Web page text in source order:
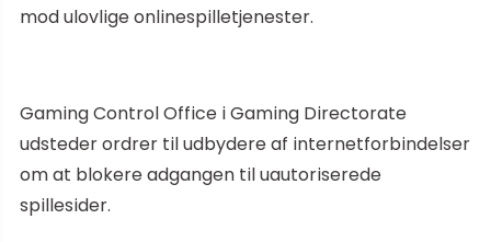
mod ulovlige onlinespilletjenester.
Gaming Control Office i Gaming Directorate
udsteder ordrer til udbydere af internetforbindelser
om at blokere adgangen til uautoriserede
spillesider.